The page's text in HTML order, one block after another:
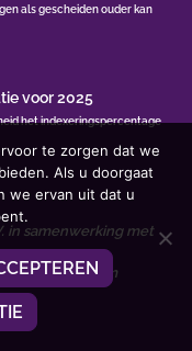
als gescheiden ouder kan
voor 2025
het indexeringspercentage
in samenwerking met
te zorgen dat we
Als u doorgaat
we ervan uit dat u